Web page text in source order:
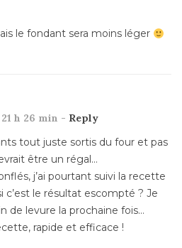
le fondant sera moins léger
h 26 min - Reply
tout juste sortis du four et pas
être un régal…
j’ai pourtant suivi la recette
c’est le résultat escompté ? Je
de levure la prochaine fois…
rapide et efficace !